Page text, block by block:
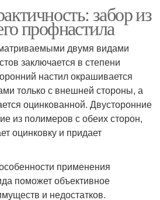
забор из
профнастила
двумя видами
заключается в степени
настил окрашивается
только с внешней стороны, а
оцинкованной. Двусторонние
из полимеров с обеих сторон,
оцинковку и придает
применения
поможет объективное
и недостатков.